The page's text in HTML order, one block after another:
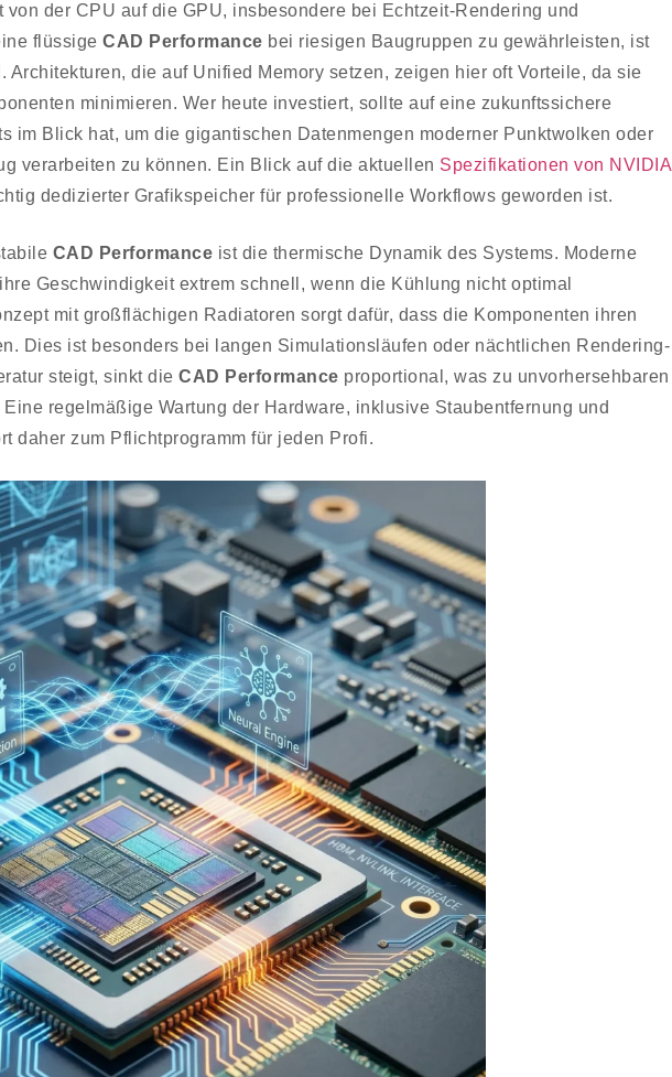
der CPU auf die GPU, insbesondere bei Echtzeit-Rendering und
flüssige CAD Performance bei riesigen Baugruppen zu gewährleisten, ist
Architekturen, die auf Unified Memory setzen, zeigen hier oft Vorteile, da sie
minimieren. Wer heute investiert, sollte auf eine zukunftssichere
im Blick hat, um die gigantischen Datenmengen moderner Punktwolken oder
verarbeiten zu können. Ein Blick auf die aktuellen Spezifikationen von NVIDIA
dedizierter Grafikspeicher für professionelle Workflows geworden ist.
CAD Performance ist die thermische Dynamik des Systems. Moderne
Geschwindigkeit extrem schnell, wenn die Kühlung nicht optimal
mit großflächigen Radiatoren sorgt dafür, dass die Komponenten ihren
Dies ist besonders bei langen Simulationsläufen oder nächtlichen Rendering-
steigt, sinkt die CAD Performance proportional, was zu unvorhersehbaren
regelmäßige Wartung der Hardware, inklusive Staubentfernung und
daher zum Pflichtprogramm für jeden Profi.